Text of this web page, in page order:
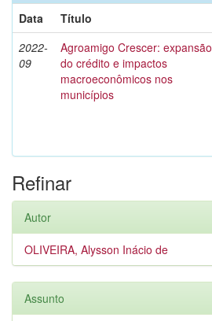
Data
Título
2022-
09
Agroamigo Crescer: expansão
do crédito e impactos
macroeconômicos nos
municípios
Refinar
Autor
OLIVEIRA, Alysson Inácio de
Assunto